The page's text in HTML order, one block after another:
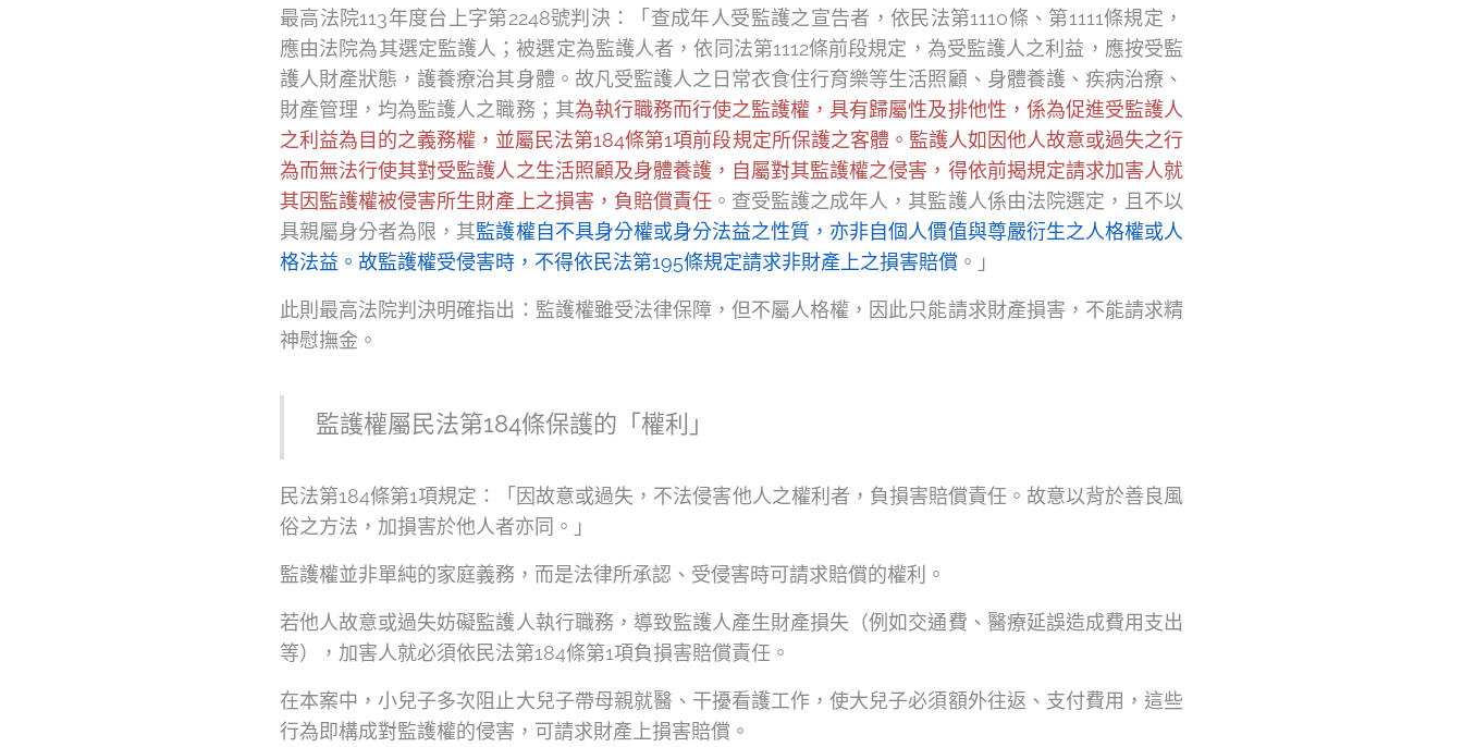
最高法院113年度台上字第2248號判決：「查成年人受監護之宣告者，依民法第1110條、第1111條規定，
應由法院為其選定監護人；被選定為監護人者，依同法第1112條前段規定，為受監護人之利益，應按受監
護人財產狀態，護養療治其身體。故凡受監護人之日常衣食住行育樂等生活照顧、身體養護、疾病治療、
財產管理，均為監護人之職務；其為執行職務而行使之監護權，具有歸屬性及排他性，係為促進受監護人
之利益為目的之義務權，並屬民法第184條第1項前段規定所保護之客體。監護人如因他人故意或過失之行
為而無法行使其對受監護人之生活照顧及身體養護，自屬對其監護權之侵害，得依前揭規定請求加害人就
其因監護權被侵害所生財產上之損害，負賠償責任。查受監護之成年人，其監護人係由法院選定，且不以
具親屬身分者為限，其監護權自不具身分權或身分法益之性質，亦非自個人價值與尊嚴衍生之人格權或人
格法益。故監護權受侵害時，不得依民法第195條規定請求非財產上之損害賠償 。」
此則最高法院判決明確指出：監護權雖受法律保障，但不屬人格權，因此只能請求財產損害，不能請求精
神慰撫金。
監護權屬民法第184條保護的「權利」
民法第184條第1項規定：「因故意或過失，不法侵害他人之權利者，負損害賠償責任。故意以背於善良風
俗之方法，加損害於他人者亦同。」
監護權並非單純的家庭義務，而是法律所承認、受侵害時可請求賠償的權利。
若他人故意或過失妨礙監護人執行職務，導致監護人產生財產損失（例如交通費、醫療延誤造成費用支出
等），加害人就必須依民法第184條第1項負損害賠償責任。
在本案中，小兒子多次阻止大兒子帶母親就醫、干擾看護工作，使大兒子必須額外往返、支付費用，這些
行為即構成對監護權的侵害，可請求財產上損害賠償。